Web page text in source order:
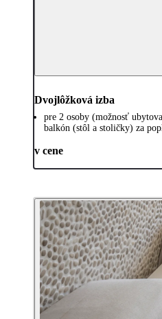
Dvojlôžková izba
pre 2 osoby (možnosť
balkón (stôl a stoličky) za
v cene